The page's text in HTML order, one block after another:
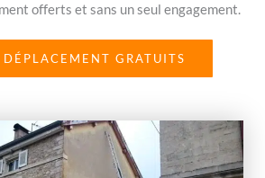
offerts et sans un seul engagement.
GRATUITS